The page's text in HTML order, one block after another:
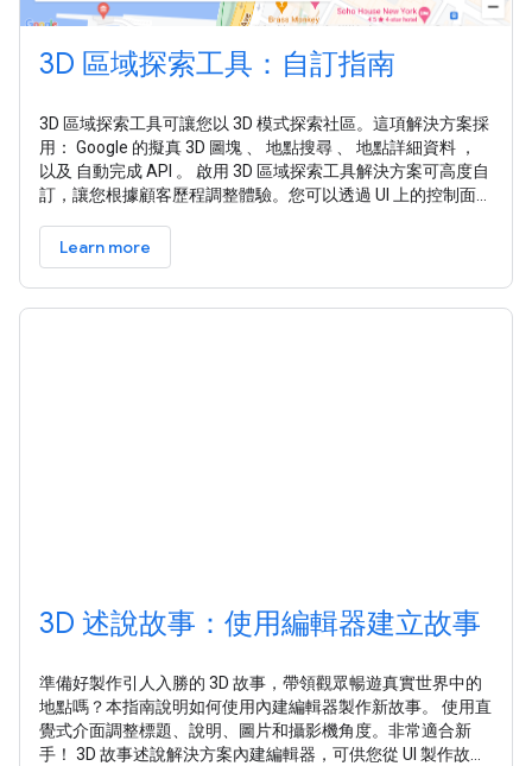
3D 區域探索工具：自訂指南
3D 區域探索工具可讓您以 3D 模式探索社區。這項解決方案採
用： Google 的擬真 3D 圖塊 、 地點搜尋 、 地點詳細資料 ，
以及 自動完成 API 。 啟用 3D 區域探索工具解決方案可高度自
訂，讓您根據顧客歷程調整體驗。您可以透過 UI 上的控制面板
config.json 檔案中調整經緯度，定義體驗的起點。 選取攝影機
的軌跡類型 (傳統圓形路徑或有趣的弦波)，掌控拍攝過程。 固
定軌道 ：
Learn more
3D 述說故事：使用編輯器建立故事
準備好製作引人入勝的 3D 故事，帶領觀眾暢遊真實世界中的
地點嗎？本指南說明如何使用內建編輯器製作新故事。 使用直
覺式介面調整標題、說明、圖片和攝影機角度。非常適合新
手！ 3D 故事述說解決方案內建編輯器，可供您從 UI 製作故事